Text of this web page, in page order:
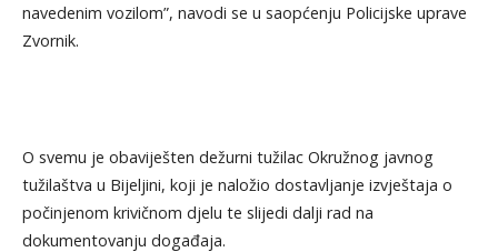
navedenim vozilom”, navodi se u saopćenju Policijske uprave
Zvornik.
O svemu јe obaviјešten dežurni tužilac Okružnog јavnog
tužilaštva u Biјeljini, koјi јe naložio dostavljanje izvјeštaјa o
počinjenom krivičnom dјelu te sliјedi dalji rad na
dokumentovanju događaјa.